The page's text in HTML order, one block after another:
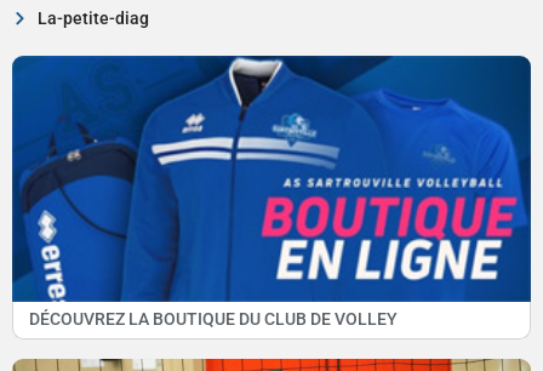
La-petite-diag
DÉCOUVREZ LA BOUTIQUE DU CLUB DE VOLLEY